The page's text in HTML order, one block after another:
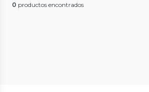
0 productos encontrados